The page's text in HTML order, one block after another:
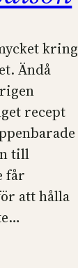
kring
Ändå
recept
till
får
att hålla